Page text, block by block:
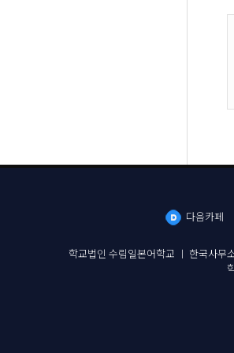
다음카페
학교법인 수림일본어학교 ㅣ 한국사